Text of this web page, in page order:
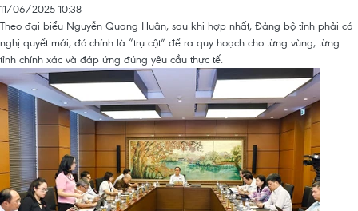
11/06/2025 10:38
Theo đại biểu Nguyễn Quang Huân, sau khi hợp nhất, Đảng bộ tỉnh phải có
nghị quyết mới, đó chính là “trụ cột” để ra quy hoạch cho từng vùng, từng
tỉnh chính xác và đáp ứng đúng yêu cầu thực tế.